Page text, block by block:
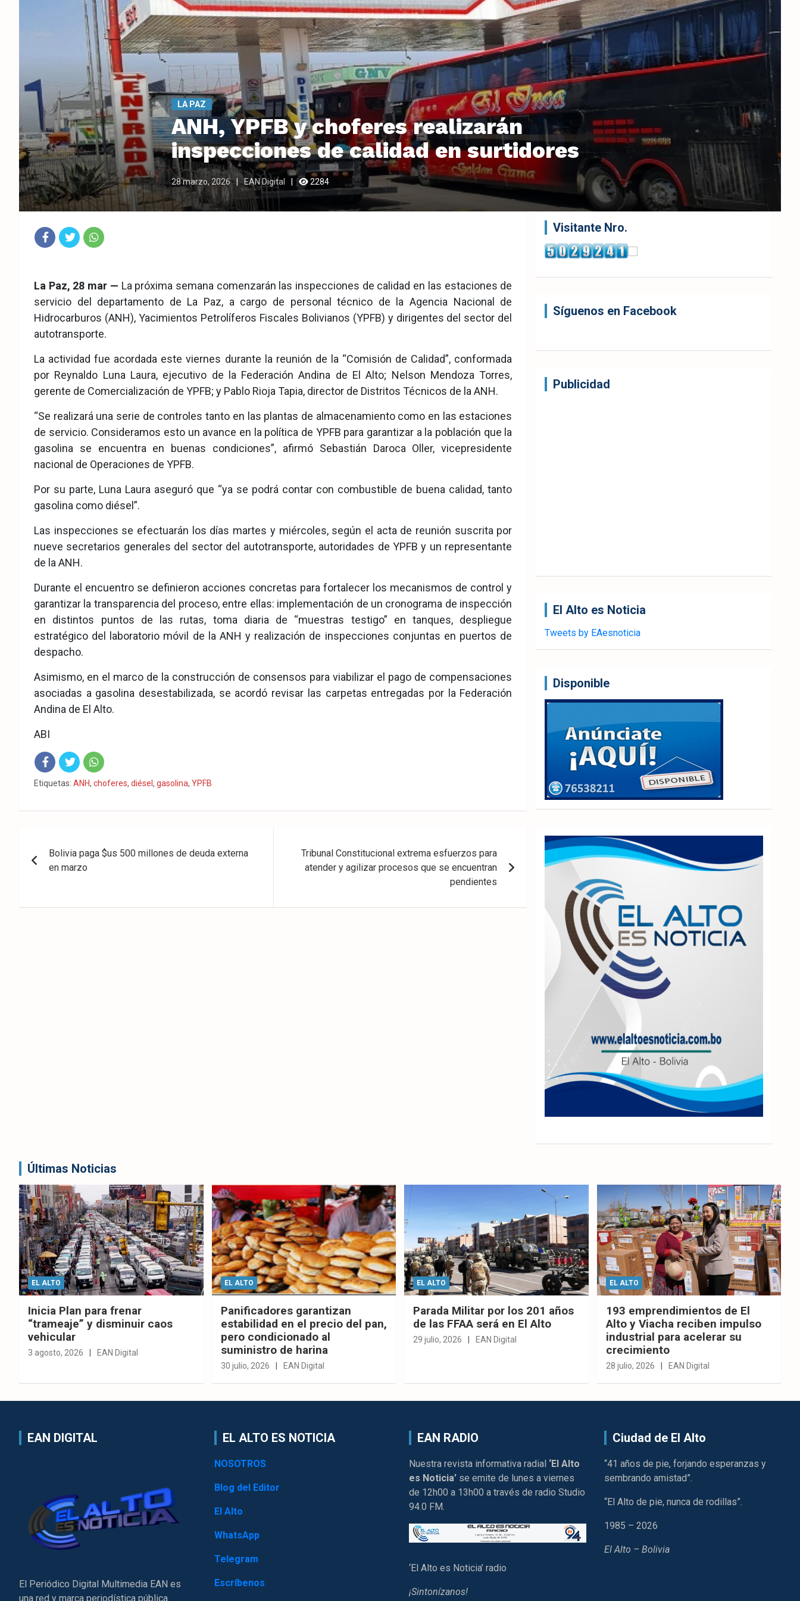
LA PAZ
ANH, YPFB y choferes realizarán
inspecciones de calidad en surtidores
28 marzo, 2026 EAN Digital 2284
ook
pp
La Paz, 28 mar — La próxima semana comenzarán las inspecciones de calidad en las estaciones de
servicio del departamento de La Paz, a cargo de personal técnico de la Agencia Nacional de
Hidrocarburos (ANH), Yacimientos Petrolíferos Fiscales Bolivianos (YPFB) y dirigentes del sector del
autotransporte.
La actividad fue acordada este viernes durante la reunión de la “Comisión de Calidad”, conformada
por Reynaldo Luna Laura, ejecutivo de la Federación Andina de El Alto; Nelson Mendoza Torres,
gerente de Comercialización de YPFB; y Pablo Rioja Tapia, director de Distritos Técnicos de la ANH.
“Se realizará una serie de controles tanto en las plantas de almacenamiento como en las estaciones
de servicio. Consideramos esto un avance en la política de YPFB para garantizar a la población que la
gasolina se encuentra en buenas condiciones”, afirmó Sebastián Daroca Oller, vicepresidente
nacional de Operaciones de YPFB.
Por su parte, Luna Laura aseguró que “ya se podrá contar con combustible de buena calidad, tanto
gasolina como diésel”.
Las inspecciones se efectuarán los días martes y miércoles, según el acta de reunión suscrita por
nueve secretarios generales del sector del autotransporte, autoridades de YPFB y un representante
de la ANH.
Durante el encuentro se definieron acciones concretas para fortalecer los mecanismos de control y
garantizar la transparencia del proceso, entre ellas: implementación de un cronograma de inspección
en distintos puntos de las rutas, toma diaria de “muestras testigo” en tanques, despliegue
estratégico del laboratorio móvil de la ANH y realización de inspecciones conjuntas en puertos de
despacho.
Asimismo, en el marco de la construcción de consensos para viabilizar el pago de compensaciones
asociadas a gasolina desestabilizada, se acordó revisar las carpetas entregadas por la Federación
Andina de El Alto.
ABI
Fac Twit Wha
Etiquetas: ANH, choferes, diésel , gasolina, YPFB
de
Bolivia paga $us 500 millones de deuda externa
en marzo
Tribunal Constitucional extrema esfuerzos para
atender y agilizar procesos que se encuentran
pendientes
Visitante Nro.
Síguenos en Facebook
Publicidad
El Alto es Noticia
Tweets by EAesnoticia
Disponible
Últimas Noticias
EL ALTO
Inicia Plan para frenar
“trameaje” y disminuir caos
vehicular
3 agosto, 2026 EAN Digital
EL ALTO
Panificadores garantizan
estabilidad en el precio del pan,
pero condicionado al
suministro de harina
30 julio, 2026 EAN Digital
EL ALTO
Parada Militar por los 201 años
de las FFAA será en El Alto
29 julio, 2026 EAN Digital
EL ALTO
193 emprendimientos de El
Alto y Viacha reciben impulso
industrial para acelerar su
crecimiento
28 julio, 2026 EAN Digital
EAN DIGITAL
El Periódico Digital Multimedia EAN es
una red y marca periodística pública
EL ALTO ES NOTICIA
NOSOTROS
Blog del Editor
El Alto
WhatsApp
Telegram
Escríbenos
EAN RADIO
Nuestra revista informativa radial ‘El Alto
es Noticia’ se emite de lunes a viernes
de 12h00 a 13h00 a través de radio Studio
94.0 FM.
‘El Alto es Noticia’ radio
¡Sintonízanos!
Ciudad de El Alto
“41 años de pie, forjando esperanzas y
sembrando amistad”.
“El Alto de pie, nunca de rodillas”.
1985 – 2026
El Alto – Bolivia